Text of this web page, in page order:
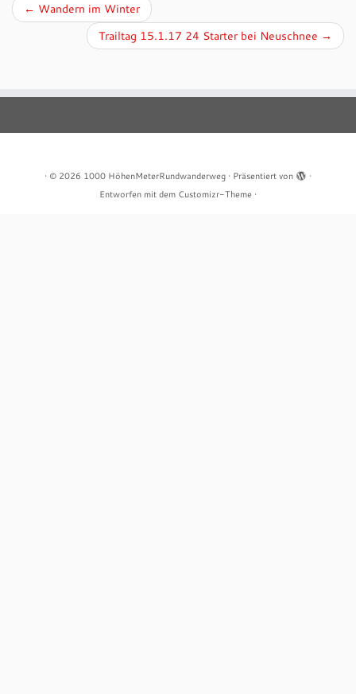
← Wandern im Winter
Trailtag 15.1.17 24 Starter bei Neuschnee →
· © 2026 1000 HöhenMeterRundwanderweg · Präsentiert von
·
Entworfen mit dem Customizr-Theme ·